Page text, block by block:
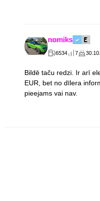
nomiks
6534 7
Bildē taču redzi. Ir arī
EUR, bet no dīlera
pieejams vai nav.